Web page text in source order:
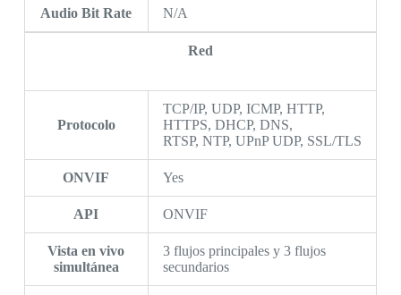
Audio Bit Rate N/A
Red
Protocolo
TCP/IP, UDP, ICMP, HTTP,
HTTPS, DHCP, DNS,
RTSP, NTP, UPnP UDP, SSL/TLS
ONVIF Yes
API ONVIF
Vista en vivo
simultánea
3 flujos principales y 3 flujos
secundarios